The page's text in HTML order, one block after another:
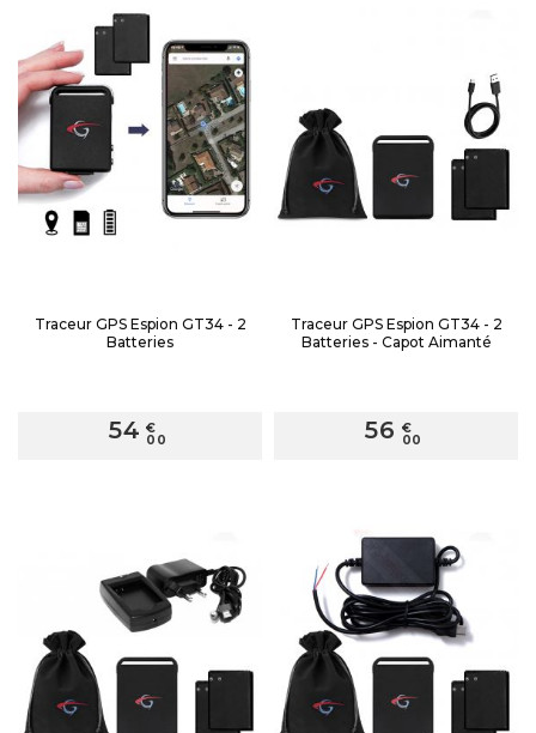
Traceur GPS Espion GT34 - 2
Batteries
54 €
00
Traceur GPS Espion GT34 - 2
Batteries - Capot Aimanté
56 €
00